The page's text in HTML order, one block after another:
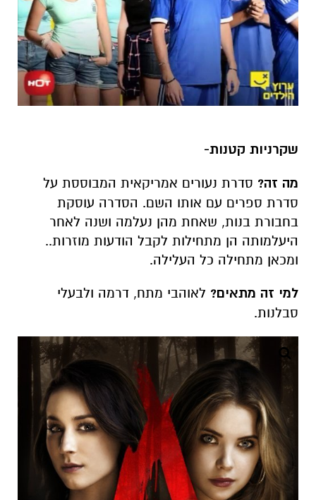
שקרניות קטנות-
מה זה? סדרת נעורים אמריקאית המבוססת על
סדרת ספרים עם אותו השם. הסדרה עוסקת
בחבורת בנות, שאחת מהן נעלמה ושנה לאחר
היעלמותה הן מתחילות לקבל הודעות מוזרות..
ומכאן מתחילה כל העלילה.
למי זה מתאים? לאוהבי מתח, דרמה ולבעלי
סבלנות.